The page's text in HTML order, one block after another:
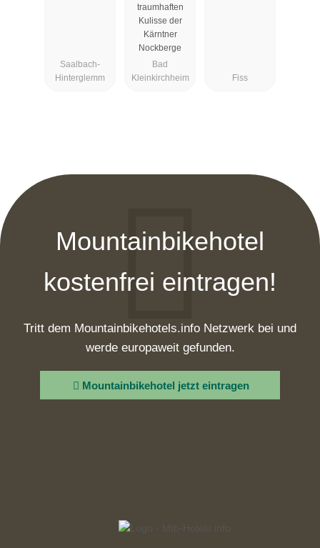
Saalbach-
Hinterglemm
traumhaften
Kulisse der
Kärntner
Nockberge
Bad
Kleinkirchheim
Fiss
Mountainbikehotel
kostenfrei eintragen!
Tritt dem Mountainbikehotels.info Netzwerk bei und
werde europaweit gefunden.
Mountainbikehotel jetzt eintragen